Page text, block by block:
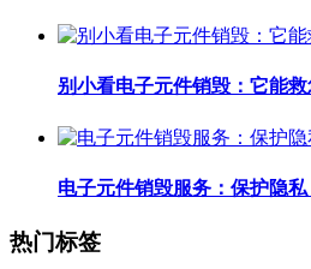
别小看电子元件销毁：它能
电子元件销毁服务：保护隐
热门标签